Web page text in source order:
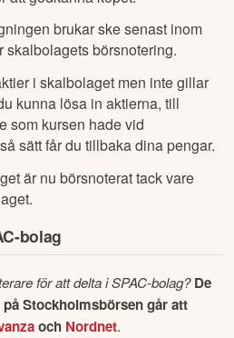
brukar ske senast inom
skalbolagets börsnotering.
i skalbolaget men inte gillar
kunna lösa in aktierna, till
som kursen hade vid
sätt får du tillbaka dina pengar.
är nu börsnoterat tack vare
bolag
för att delta i SPAC-bolag? De
Stockholmsbörsen går att
och Nordnet.